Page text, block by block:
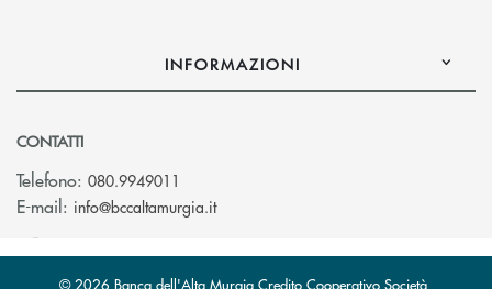
INFORMAZIONI
CONTATTI
Telefono: 080.9949011
E-mail: info@bccaltamurgia.it(si apre l’app di posta elettronica)
© 2026 Banca dell'Alta Murgia Credito Cooperativo Società